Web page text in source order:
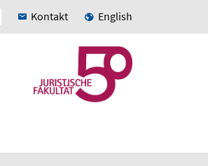
Kontakt English